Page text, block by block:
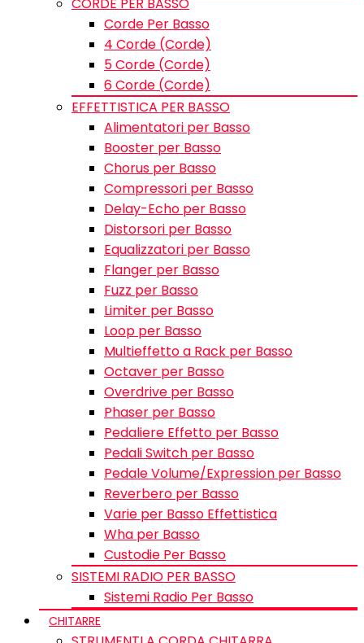
Corde Per Basso
4 Corde (Corde)
5 Corde (Corde)
6 Corde (Corde)
EFFETTISTICA PER BASSO
Alimentatori per Basso
Booster per Basso
Chorus per Basso
Compressori per Basso
Delay-Echo per Basso
Distorsori per Basso
Equalizzatori per Basso
Flanger per Basso
Fuzz per Basso
Limiter per Basso
Loop per Basso
Multieffetto a Rack per Basso
Octaver per Basso
Overdrive per Basso
Phaser per Basso
Pedaliere Effetto per Basso
Pedali Switch per Basso
Pedale Volume/Expression per Basso
Reverbero per Basso
Varie per Basso Effettistica
Wha per Basso
Custodie Per Basso
SISTEMI RADIO PER BASSO
Sistemi Radio Per Basso
CHITARRE